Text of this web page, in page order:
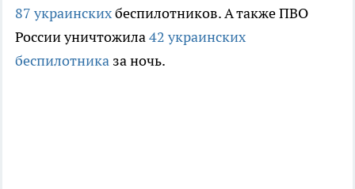
87 украинскихбеспилотников. А также ПВО
России уничтожила42 украинских
беспилотника за ночь.